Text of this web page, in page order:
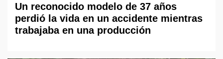
Un reconocido modelo de 37 años
perdió la vida en un accidente mientras
trabajaba en una producción